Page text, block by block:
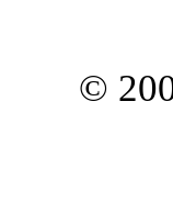
©